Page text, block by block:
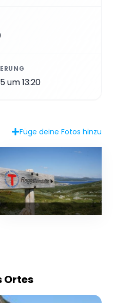
um 13:20
Füge deine Fotos hinzu
Ortes